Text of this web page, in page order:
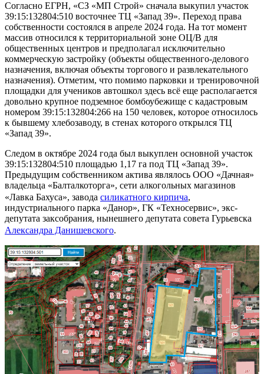
Согласно ЕГРН, «СЗ «МП Строй» сначала выкупил участок
39:15:132804:510 восточнее ТЦ «Запад 39». Переход права
собственности состоялся в апреле 2024 года. На тот момент
массив относился к территориальной зоне ОЦ/В для
общественных центров и предполагал исключительно
коммерческую застройку (объекты общественного-делового
назначения, включая объекты торгового и развлекательного
назначения). Отметим, что помимо парковки и тренировочной
площадки для учеников автошкол здесь всё еще располагается
довольно крупное подземное бомбоубежище с кадастровым
номером 39:15:132804:266 на 150 человек, которое относилось
к бывшему хлебозаводу, в стенах которого открылся ТЦ
«Запад 39».
Следом в октябре 2024 года был выкуплен основной участок
39:15:132804:510 площадью 1,17 га под ТЦ «Запад 39».
Предыдущим собственником актива являлось ООО «Дачная»
владельца «Балталкоторга», сети алкогольных магазинов
«Лавка Бахуса», завода силикатного кирпича,
индустриального парка «Данор», ГК «Техносервис», экс-
депутата заксобрания, нынешнего депутата совета Гурьевска
Александра Данишевского.